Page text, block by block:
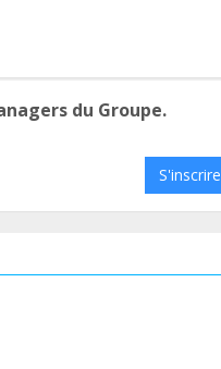
du Groupe.
S'inscrire